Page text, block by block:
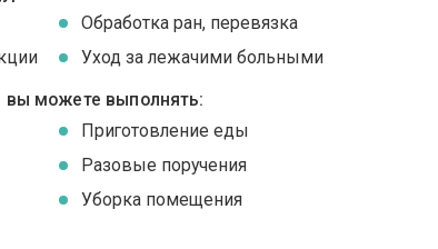
Обработка ран, перевязка
Уход за лежачими больными
вы можете выполнять:
Приготовление еды
Разовые поручения
Уборка помещения